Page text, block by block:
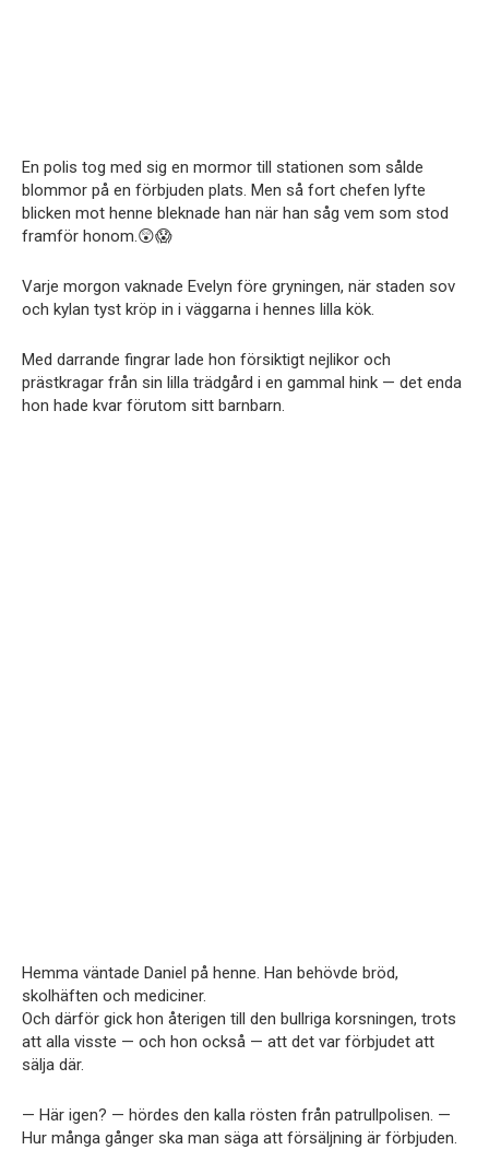
En polis tog med sig en mormor till stationen som sålde
blommor på en förbjuden plats. Men så fort chefen lyfte
blicken mot henne bleknade han när han såg vem som stod
framför honom.😲😱
Varje morgon vaknade Evelyn före gryningen, när staden sov
och kylan tyst kröp in i väggarna i hennes lilla kök.
Med darrande fingrar lade hon försiktigt nejlikor och
prästkragar från sin lilla trädgård i en gammal hink — det enda
hon hade kvar förutom sitt barnbarn.
Hemma väntade Daniel på henne. Han behövde bröd,
skolhäften och mediciner.
Och därför gick hon återigen till den bullriga korsningen, trots
att alla visste — och hon också — att det var förbjudet att
sälja där.
— Här igen? — hördes den kalla rösten från patrullpolisen. —
Hur många gånger ska man säga att försäljning är förbjuden.